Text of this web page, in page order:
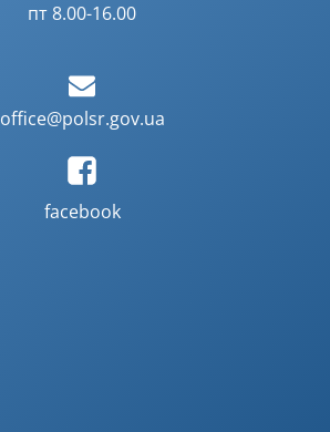
пт 8.00-16.00
office@polsr.gov.ua
facebook